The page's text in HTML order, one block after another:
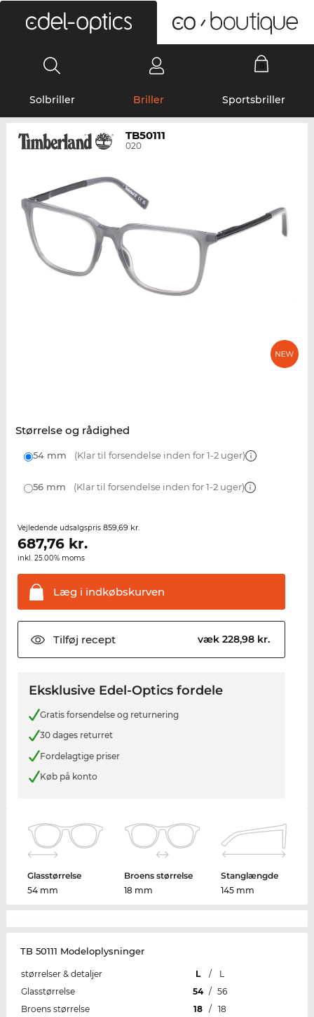
Solbriller Briller Sportsbriller
TB50111
020
Størrelse og rådighed
54 mm (Klar til forsendelse inden for 1-2 uger)
56 mm (Klar til forsendelse inden for 1-2 uger)
Vejledende udsalgspris 859,69 kr.
687,76kr.
inkl. 25.00% moms
Læg i indkøbskurven
Tilføj recept væk 228,98 kr.
Eksklusive Edel-Optics fordele
Gratis forsendelse og returnering
30 dages returret
Fordelagtige priser
Køb på konto
Glasstørrelse
54 mm
Broens størrelse
18 mm
Stanglængde
145 mm
TB 50111 Modeloplysninger
størrelser & detaljer L /
L
Glasstørrelse
54 / 56
Broens størrelse
18 /
18